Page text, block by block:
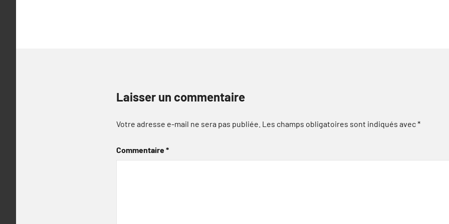
Laisser un commentaire
Votre adresse e-mail ne sera pas publiée. Les champs obligatoires sont indiqués avec*
Commentaire*